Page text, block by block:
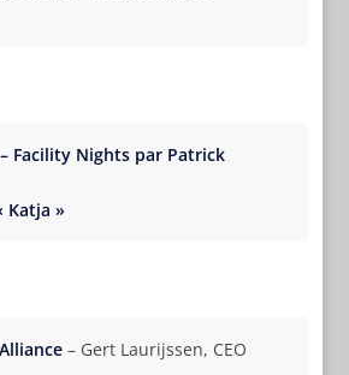
Facility Nights par Patrick
Katja »
– Gert Laurijssen, CEO